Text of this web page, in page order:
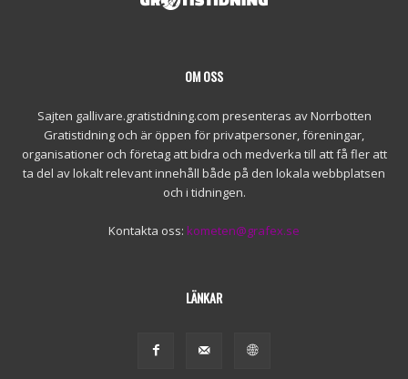
OM OSS
Sajten gallivare.gratistidning.com presenteras av Norrbotten
Gratistidning och är öppen för privatpersoner, föreningar,
organisationer och företag att bidra och medverka till att få fler att
ta del av lokalt relevant innehåll både på den lokala webbplatsen
och i tidningen.
Kontakta oss: kometen@grafex.se
LÄNKAR